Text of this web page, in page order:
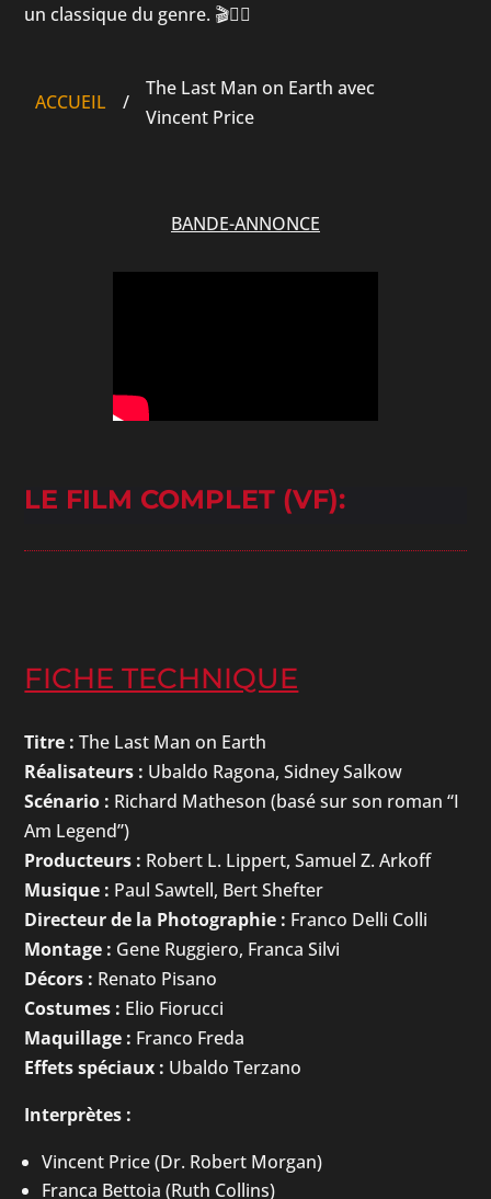
un classique du genre. 🎬🧛‍♂️
ACCUEIL /
The Last Man on Earth avec
Vincent Price
BANDE-ANNONCE
LE FILM COMPLET (VF):
FICHE TECHNIQUE
Titre : The Last Man on Earth
Réalisateurs : Ubaldo Ragona, Sidney Salkow
Scénario : Richard Matheson (basé sur son roman “I
Am Legend”)
Producteurs : Robert L. Lippert, Samuel Z. Arkoff
Musique : Paul Sawtell, Bert Shefter
Directeur de la Photographie : Franco Delli Colli
Montage : Gene Ruggiero, Franca Silvi
Décors : Renato Pisano
Costumes : Elio Fiorucci
Maquillage : Franco Freda
Effets spéciaux : Ubaldo Terzano
Interprètes :
Vincent Price (Dr. Robert Morgan)
Franca Bettoia (Ruth Collins)